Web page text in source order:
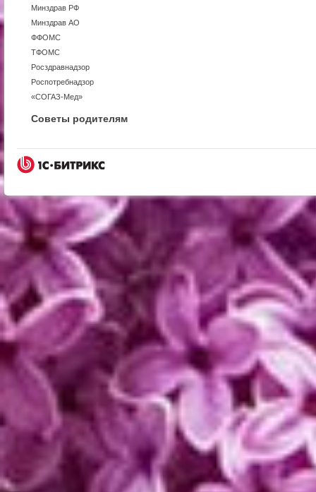
Минздрав РФ
Минздрав АО
ФФОМС
ТФОМС
Росздравнадзор
Роспотребнадзор
«СОГАЗ-Мед»
Советы родителям